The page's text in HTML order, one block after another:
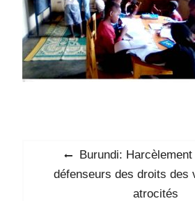
Navigation
Previous
post:
Burundi:
défenseurs des droits des
atrocités